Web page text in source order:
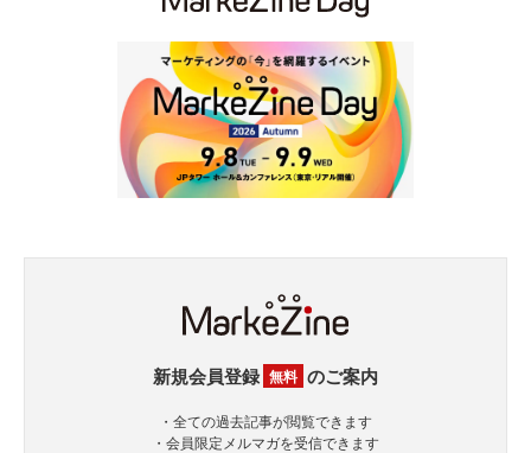
新規会員登録 無料 のご案内
・全ての過去記事が閲覧できます
・会員限定メルマガを受信できます